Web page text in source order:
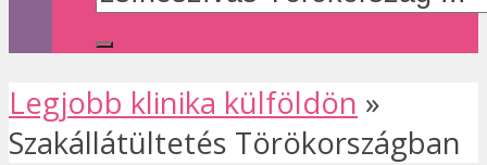
Legjobb klinika külföldön »
Szakállátültetés Törökországban